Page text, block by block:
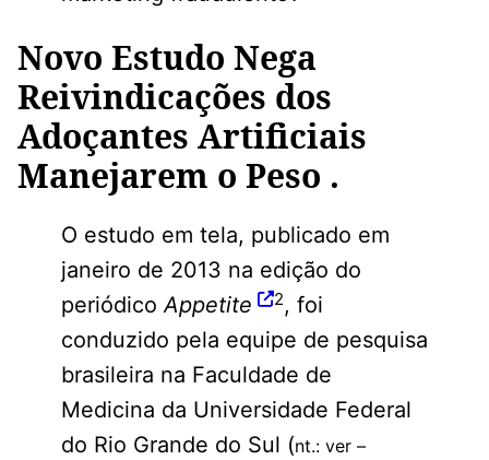
Novo Estudo Nega
Reivindicações dos
Adoçantes Artificiais
Manejarem o Peso .
O estudo em tela, publicado em
janeiro de 2013 na edição do
periódicoAppetite 2, foi
conduzido pela equipe de pesquisa
brasileira na Faculdade de
Medicina da Universidade Federal
do Rio Grande do Sul (nt.: ver –